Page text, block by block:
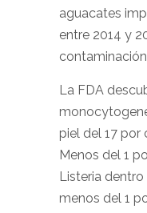
aguacates
entre 2014 y
La FDA
piel del 17 por
Menos del 1
Listeria
menos del 1